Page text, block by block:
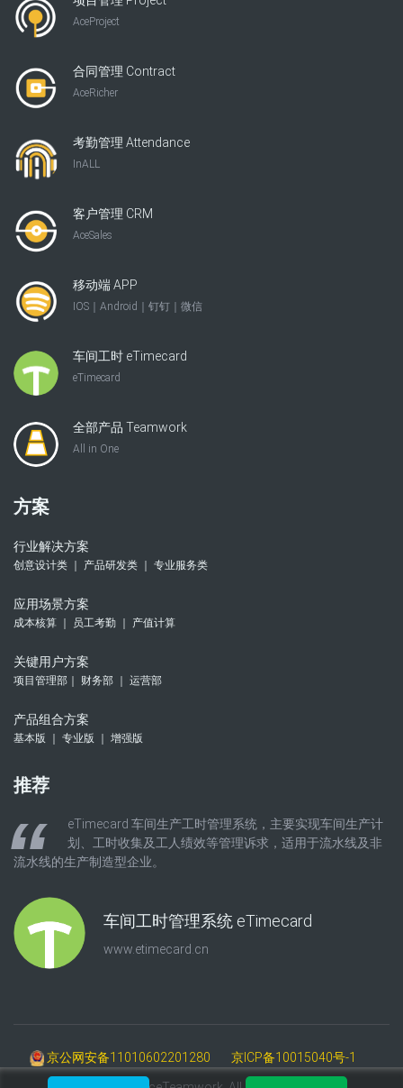
AceProject
合同管理 Contract
AceRicher
考勤管理 Attendance
InALL
客户管理 CRM
AceSales
移动端 APP
IOS｜Android｜钉钉｜微信
车间工时 eTimecard
eTimecard
全部产品 Teamwork
All in One
方案
行业解决方案
创意设计类 ｜ 产品研发类 ｜ 专业服务类
应用场景方案
成本核算 ｜ 员工考勤 ｜ 产值计算
关键用户方案
项目管理部｜ 财务部 ｜ 运营部
产品组合方案
基本版 ｜ 专业版 ｜ 增强版
推荐
eTimecard 车间生产工时管理系统，主要实现车间生产计
划、工时收集及工人绩效等管理诉求，适用于流水线及非
流水线的生产制造型企业。
车间工时管理系统 eTimecard
www.etimecard.cn
京公网安备11010602201280 京ICP备10015040号-1